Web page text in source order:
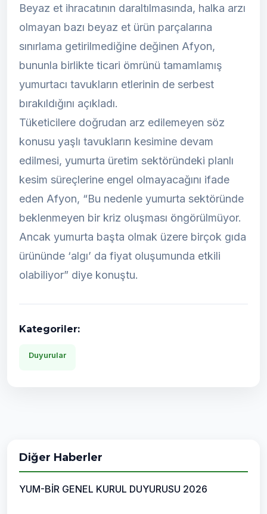
Beyaz et ihracatının daraltılmasında, halka arzı
olmayan bazı beyaz et ürün parçalarına
sınırlama getirilmediğine değinen Afyon,
bununla birlikte ticari ömrünü tamamlamış
yumurtacı tavukların etlerinin de serbest
bırakıldığını açıkladı.
Tüketicilere doğrudan arz edilemeyen söz
konusu yaşlı tavukların kesimine devam
edilmesi, yumurta üretim sektöründeki planlı
kesim süreçlerine engel olmayacağını ifade
eden Afyon, “Bu nedenle yumurta sektöründe
beklenmeyen bir kriz oluşması öngörülmüyor.
Ancak yumurta başta olmak üzere birçok gıda
ürününde ‘algı’ da fiyat oluşumunda etkili
olabiliyor” diye konuştu.
Kategoriler:
Duyurular
Diğer Haberler
YUM-BİR GENEL KURUL DUYURUSU 2026